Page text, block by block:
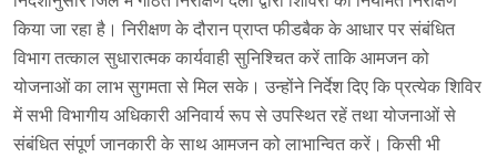
किया जा रहा है। निरीक्षण के दौरान प्राप्त फीडबैक के आधार पर संबंधित
विभाग तत्काल सुधारात्मक कार्यवाही सुनिश्चित करें ताकि आमजन को
योजनाओं का लाभ सुगमता से मिल सके। उन्होंने निर्देश दिए कि प्रत्येक शिविर
में सभी विभागीय अधिकारी अनिवार्य रूप से उपस्थित रहें तथा योजनाओं से
संबंधित संपूर्ण जानकारी के साथ आमजन को लाभान्वित करें। किसी भी